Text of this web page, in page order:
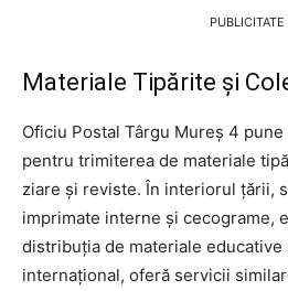
PUBLICITATE
Materiale Tipărite și
Oficiu Postal Târgu Mureş 4
pentru trimiterea de materiale
ziare și reviste. În interiorul țării,
imprimate interne și cecograme,
distribuția de materiale educative
internațional, oferă servicii